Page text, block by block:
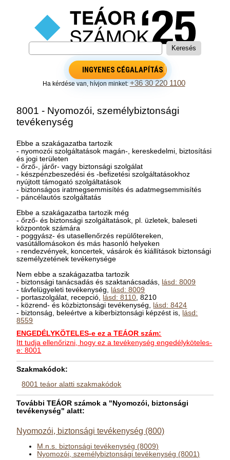
INGYENES CÉGALAPÍTÁS
Ha kérdése van, hívjon minket:+36 30 220 1100
8001 - Nyomozói, személybiztonsági
tevékenység
Ebbe a szakágazatba tartozik
- nyomozói szolgáltatások magán-, kereskedelmi, biztosítási
és jogi területen
- őrző-, járőr- vagy biztonsági szolgálat
- készpénzbeszedési és -befizetési szolgáltatásokhoz
nyújtott támogató szolgáltatások
- biztonságos iratmegsemmisítés és adatmegsemmisítés
- páncélautós szolgáltatás
Ebbe a szakágazatba tartozik még
- őrző- és biztonsági szolgáltatások, pl. üzletek, baleseti
központok számára
- poggyász- és utasellenőrzés repülőtereken,
vasútállomásokon és más hasonló helyeken
- rendezvények, koncertek, vásárok és kiállítások biztonsági
személyzetének tevékenysége
Nem ebbe a szakágazatba tartozik
- biztonsági tanácsadás és szaktanácsadás, lásd: 8009
- távfelügyeleti tevékenység, lásd: 8009
- portaszolgálat, recepció, lásd: 8110 , 8210
- közrend- és közbiztonsági tevékenység, lásd: 8424
- biztonság, beleértve a kiberbiztonsági képzést is, lásd:
8559
ENGEDÉLYKÖTELES-e ez a TEÁOR szám:
Itt tudja ellenőrizni, hogy ez a tevékenység engedélyköteles-
e: 8001
Szakmakódok:
8001 teáor alatti szakmakódok
További TEÁOR számok a "Nyomozói, biztonsági
tevékenység" alatt:
Nyomozói, biztonsági tevékenység (800)
M.n.s. biztonsági tevékenység (8009)
Nyomozói, személybiztonsági tevékenység (8001)